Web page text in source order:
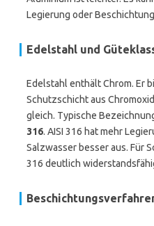
Legierung oder
Edelstahl und
Edelstahl enthält Chrom. Er
Schutzschicht aus
gleich. Typische
316. AISI 316 hat mehr
Salzwasser besser aus. Für
316 deutlich